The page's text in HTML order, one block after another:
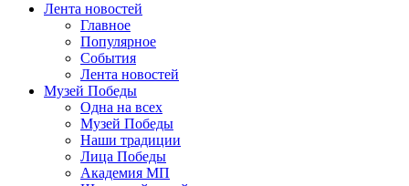
Лента новостей
Главное
Популярное
События
Лента новостей
Музей Победы
Одна на всех
Музей Победы
Наши традиции
Лица Победы
Академия МП